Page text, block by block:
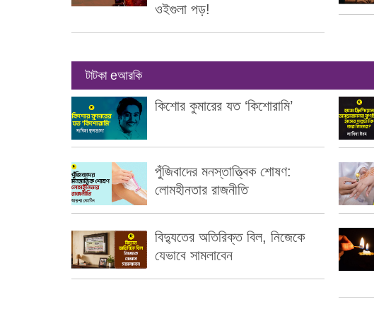
ওইগুলা পড়!
টাটকা eআরকি
কিশোর কুমারের যত ‘কিশোরামি’
পুঁজিবাদের মনস্তাত্ত্বিক শোষণ:
লোমহীনতার রাজনীতি
বিদ্যুতের অতিরিক্ত বিল, নিজেকে
যেভাবে সামলাবেন